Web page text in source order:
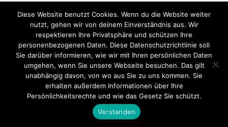
Startseite Einsätze Mitglied werden Über uns
Bilder
Kontakt
Theme byThink Up Themes Ltd. Powered byWordPress.
Diese Website benutzt Cookies. Wenn du die Website weiter
nutzt, gehen wir von deinem Einverständnis aus. Wir
respektieren Ihre Privatsphäre und schützen Ihre
personenbezogenen Daten. Diese Datenschutzrichtlinie soll
Sie darüber informieren, wie wir mit Ihren persönlichen Daten
umgehen, wenn Sie unsere Webseite besuchen. Das gilt
unabhängig davon, von wo aus Sie zu uns kommen. Sie
erhalten außerdem Informationen über Ihre
Persönlichkeitsrechte und wie das Gesetz Sie schützt.
Verstanden